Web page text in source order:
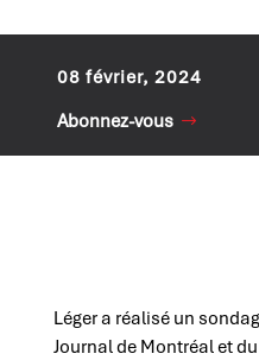
08 février, 2024
Abonnez-vous
Léger a réalisé un
Journal de Montréal et